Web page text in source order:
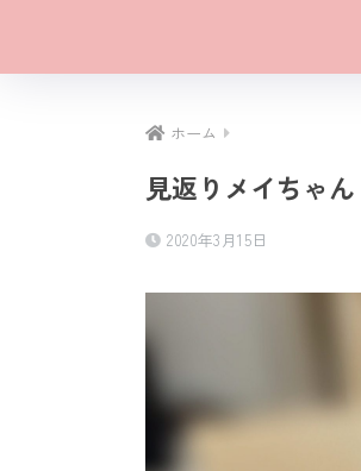
ホーム
見返りメイちゃん
2020年3月15日